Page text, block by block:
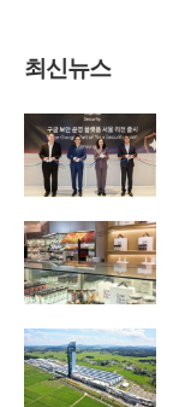
최신뉴스